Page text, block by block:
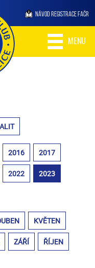
NÁVOD REGISTRACE FAČR
MENU
2016 2017
2022 2023
KVĚTEN
ZÁŘÍ ŘÍJEN